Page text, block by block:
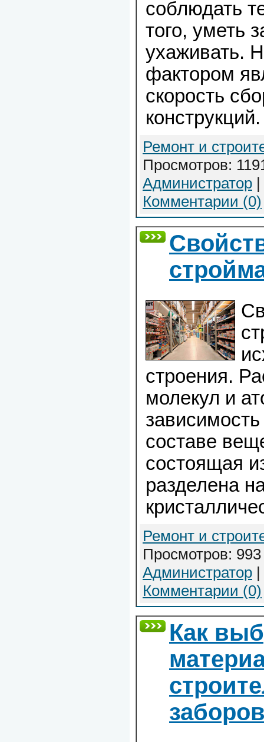
соблюдать
того, уметь
ухаживать.
фактором
скорость
конструкций.
Ремонт и
Просмотров:
Администратор
Комментарии (0)
строения.
молекул и
составе
состоящая
разделена
Ремонт и
Просмотров:
Администратор
Комментарии (0)
Как